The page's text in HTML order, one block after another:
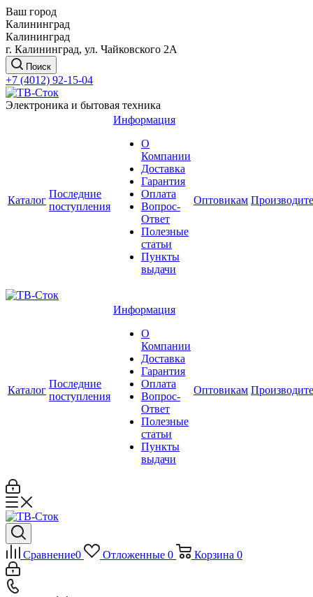
Ваш город
Калининград
Калининград
г. Калининград, ул. Чайковского 2А
Поиск
+7 (4012) 92-15-04
Электроника и бытовая техника
Каталог
Последние
поступления
Информация
О
Компании
Доставка
Гарантия
Оплата
Вопрос-
Ответ
Полезные
статьи
Пункты
выдачи
Оптовикам
Каталог
Последние
поступления
Информация
О
Компании
Доставка
Гарантия
Оплата
Вопрос-
Ответ
Полезные
статьи
Пункты
выдачи
Оптовикам
Сравнение0 Отложенные 0 Корзина 0